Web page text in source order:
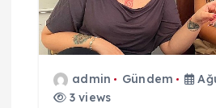
admin Gündem
3 views